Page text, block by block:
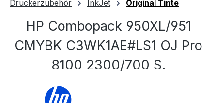
Druckerzubehör InkJet Original Tinte
HP Combopack 950XL/951
CMYBK C3WK1AE#LS1 OJ Pro
8100 2300/700 S.